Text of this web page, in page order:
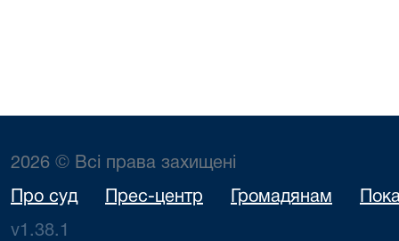
2026 © Всі права захищені
Про суд Прес-центр Громадянам
v1.38.1